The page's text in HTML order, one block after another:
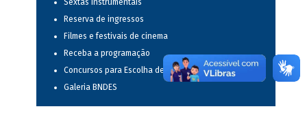
Sextas instrumentais
Reserva de ingressos
Filmes e festivais de cinema
Receba a programação
Concursos para Escolha de Espetáculos Musicais
Galeria BNDES